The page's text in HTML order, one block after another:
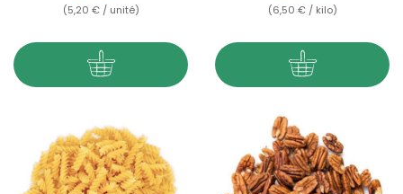
(5,20 € / unité) (6,50 € / kilo)